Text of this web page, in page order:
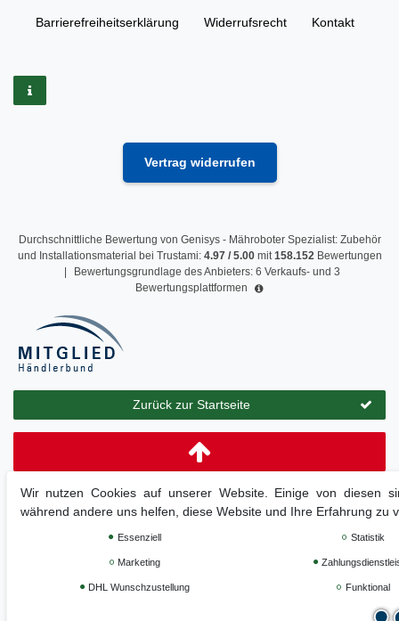
Barrierefreiheitserklärung Widerrufs­recht Kontakt
Vertrag widerrufen
Durchschnittliche Bewertung von Genisys - Mähroboter Spezialist: Zubehör
und Installationsmaterial bei Trustami: 4.97/ 5.00mit158.152 Bewertungen
Bewertungsgrundlage des Anbieters: 6 Verkaufs- und 3
Bewertungsplattformen
Zurück zur Startseite
Wir nutzen Cookies auf unserer Website. Einige von diesen
während andere uns helfen, diese Website und Ihre Erfahrung zu
Essenziell Statistik
Marketing
DHL Wunschzustellung Funktional